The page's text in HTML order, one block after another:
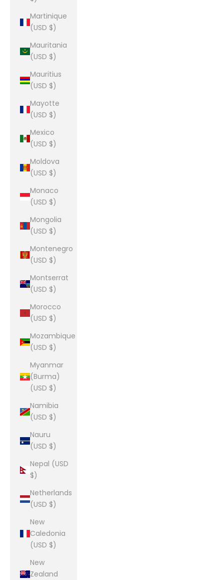
Martinique
(USD $)
Mauritania
(USD $)
Mauritius
(USD $)
Mayotte
(USD $)
Mexico
(USD $)
Moldova
(USD $)
Monaco
(USD $)
Mongolia
(USD $)
Montenegro
(USD $)
Montserrat
(USD $)
Morocco
(USD $)
Mozambique
(USD $)
Myanmar
(Burma)
(USD $)
Namibia
(USD $)
Nauru
(USD $)
Nepal (USD
$)
Netherlands
(USD $)
New
Caledonia
(USD $)
New
Zealand